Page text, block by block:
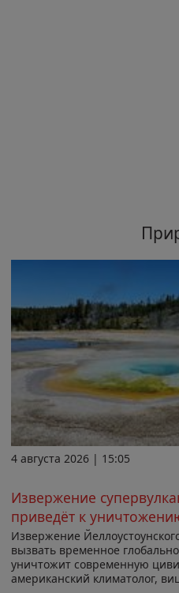
4 августа 2026 | 15:05
Извержение
приведёт к
Извержение
вызвать временное
уничтожит современную
американский климатолог,